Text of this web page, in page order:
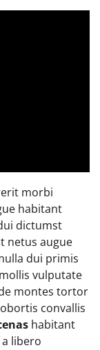
morbi
habitant
dictumst
netus augue
dui primis
vulputate
montes tortor
convallis
habitant
libero